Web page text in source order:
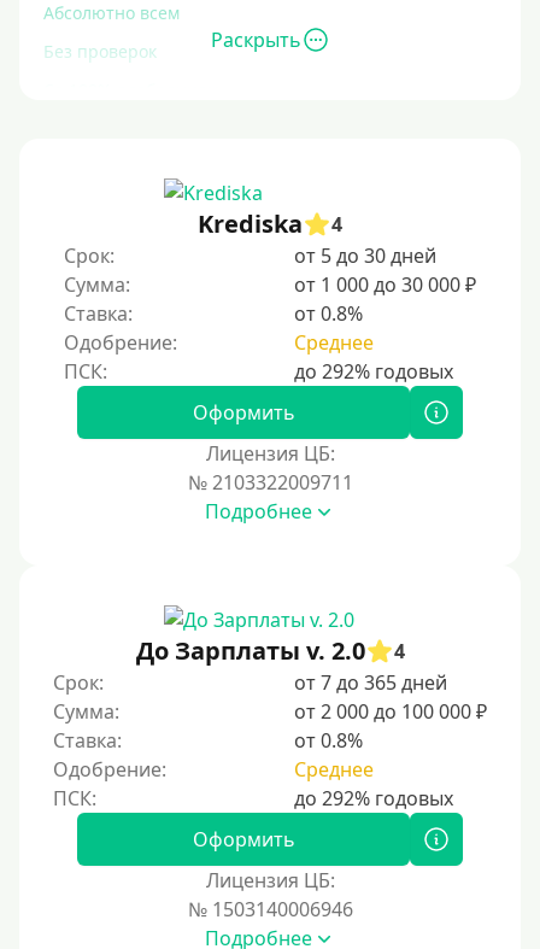
Абсолютно всем
Без проверок
С просрочками
Залог
Под залог ПТС
Без залога
Под залог недвижимости
Под ПТС по доверенности
Цель
На Новый Год
Для исправления кредитной истории
На погашение других займов
До зарплаты
Раскрыть
Krediska
4
Срок:
от 5 до 30 дней
Сумма:
от 1 000 до 30 000 ₽
Ставка:
от 0.8%
Одобрение:
Среднее
Оформить
Лицензия ЦБ:
№ 2103322009711
Подробнее
До Зарплаты v. 2.0
4
Срок:
от 7 до 365 дней
Сумма:
от 2 000 до 100 000 ₽
Ставка:
от 0.8%
Одобрение:
Среднее
Оформить
Лицензия ЦБ:
№ 1503140006946
Подробнее